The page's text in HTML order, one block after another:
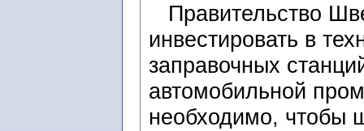
Правительство
инвестировать в
заправочных
автомобильной
необходимо, чтобы